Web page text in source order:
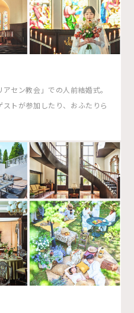
セン教会」での人前結婚式。
トが参加したり、おふたりら